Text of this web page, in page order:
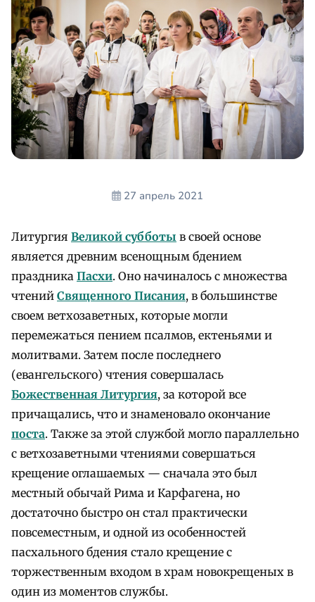
27 апрель 2021
Литургия Великой субботы в своей основе
является древним всенощным бдением
праздника Пасхи. Оно начиналось с множества
чтений Священного Писания, в большинстве
своем ветхозаветных, которые могли
перемежаться пением псалмов, ектеньями и
молитвами. Затем после последнего
(евангельского) чтения совершалась
Божественная Литургия, за которой все
причащались, что и знаменовало окончание
поста. Также за этой службой могло параллельно
с ветхозаветными чтениями совершаться
крещение оглашаемых — сначала это был
местный обычай Рима и Карфагена, но
достаточно быстро он стал практически
повсеместным, и одной из особенностей
пасхального бдения стало крещение с
торжественным входом в храм новокрещеных в
один из моментов службы.